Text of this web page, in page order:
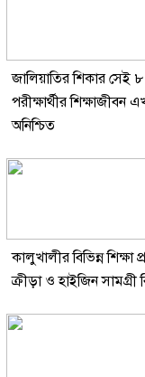
জালিয়াতির শিকার সেই ৮
পরীক্ষার্থীর শিক্ষাজীবন
অনিশ্চিত
কালুখালীর বিভিন্ন শিক্ষা
ক্রীড়া ও হাইজিন সামগ্রী